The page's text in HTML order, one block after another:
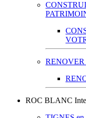
RENOVER
ROC BLANC